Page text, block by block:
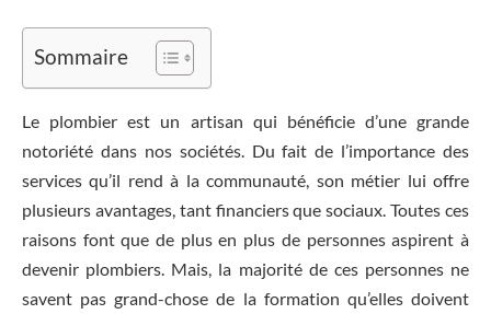
Sommaire
Le plombier est un artisan qui bénéficie d’une grande
notoriété dans nos sociétés. Du fait de l’importance des
services qu’il rend à la communauté, son métier lui offre
plusieurs avantages, tant financiers que sociaux. Toutes ces
raisons font que de plus en plus de personnes aspirent à
devenir plombiers. Mais, la majorité de ces personnes ne
savent pas grand-chose de la formation qu’elles doivent